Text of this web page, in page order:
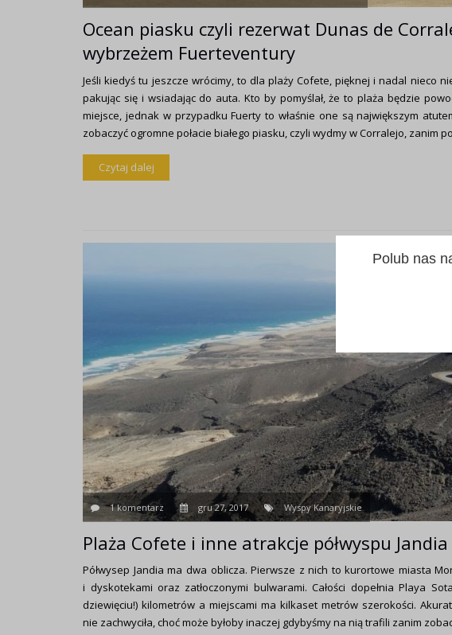
Ocean piasku czyli rezerwat Dunas de
wybrzeżem Fuerteventury
Jeśli kiedyś tu jeszcze wrócimy, to dla plaży Cofete, pięknej i nadal nieco
pakując się i wsiadając do auta. Kto by pomyślał, że to plaża będzie
miejsce, jednak w przypadku Fuerty to właśnie one są największym
zobaczyć ogromne połacie białego piasku, czyli wydmy w Corralejo, zanim
Czytaj dalej
1 komentarz gru 27, 2017 Wyspy Kanaryjskie
Plaża Cofete i inne atrakcje półwyspu
Półwysep Jandia ma dwa oblicza. Pierwsze z nich to kurortowe miasta
i dyskotekami oraz zatłoczonymi bulwarami. Całości dopełnia Playa
dziewięciu!) kilometrów a miejscami ma kilkaset metrów szerokości.
nie zachwyciła, choć może byłoby inaczej gdybyśmy na nią trafili zanim
Polub nas